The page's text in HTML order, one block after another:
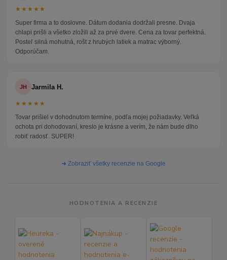
★★★★★
Super firma a to doslovne. Dátum dodania dodržali presne. Dvaja
chlapi prišli a všetko zložili až za prvé dvere. Cena za tovar perfektná.
Posteľ silná mohutná, rošt z hrubých latiek a matrac výborný.
Odporúčam.
JH Jarmila H.
★★★★★
Tovar prišiel v dohodnutom termíne, podľa mojej požiadavky. Veľká
ochota pri dohodovaní, kreslo je krásne a verím, že nám bude dlho
robiť radosť. SUPER!
➜ Zobraziť všetky recenzie na Google
HODNOTENIA A RECENZIE